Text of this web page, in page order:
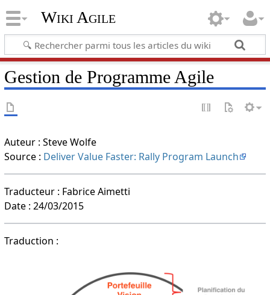
Wiki Agile
Gestion de Programme Agile
Auteur : Steve Wolfe
Source : Deliver Value Faster: Rally Program Launch
Traducteur : Fabrice Aimetti
Date : 24/03/2015
Traduction :